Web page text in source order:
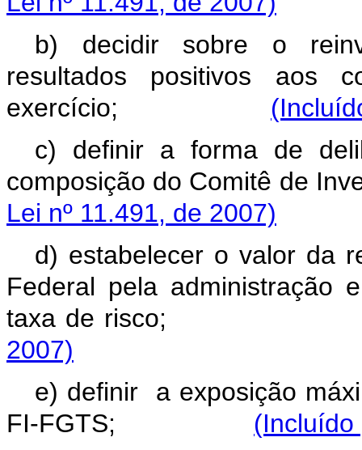
b) decidir sobre o
resultados positivos aos
exercício;
c) definir a forma de
composição do Comitê
Lei nº 11.491, de 2007)
d) estabelecer o valor da
Federal pela administração
taxa de
2007)
e) definir a exposição
FI-FGTS; (Incluído